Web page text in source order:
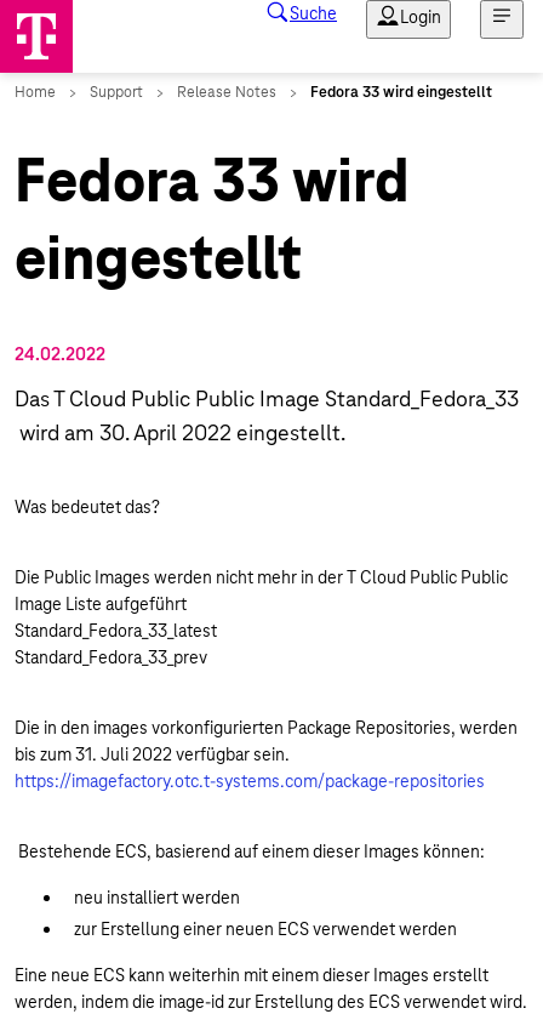
Fedora 33 wird
eingestellt
24.02.2022
Das T Cloud Public Public Image Standard_Fedora_33
wird am 30. April 2022 eingestellt.
Was bedeutet das?
Die Public Images werden nicht mehr in der T Cloud Public Public
Image Liste aufgeführt
Standard_Fedora_33_latest
Standard_Fedora_33_prev
Die in den images vorkonfigurierten Package Repositories, werden
bis zum 31. Juli 2022 verfügbar sein.
https://imagefactory.otc.t-systems.com/package-repositories
Bestehende ECS, basierend auf einem dieser Images können:
neu installiert werden
zur Erstellung einer neuen ECS verwendet werden
Eine neue ECS kann weiterhin mit einem dieser Images erstellt
werden, indem die image-id zur Erstellung des ECS verwendet wird.